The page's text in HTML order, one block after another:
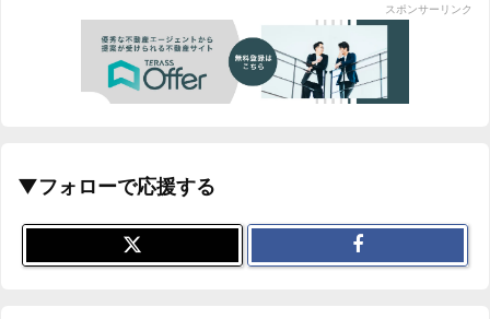
スポンサーリンク
▼フォローで応援する